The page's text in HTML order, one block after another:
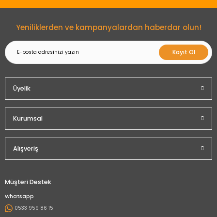
Yeniliklerden ve kampanyalardan haberdar olun!
Kayıt Ol
Üyelik
Kurumsal
Alışveriş
Müşteri Destek
Whatsapp
0533 959 86 15